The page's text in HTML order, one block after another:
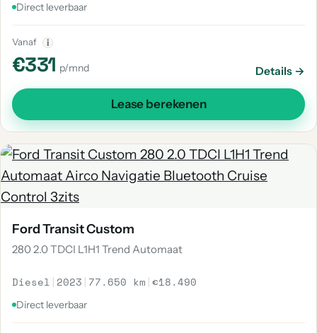
Direct leverbaar
Vanaf i
€331 p/mnd Details →
Lease berekenen
Ford Transit Custom
280 2.0 TDCI L1H1 Trend Automaat
Diesel | 2023 | 77.650 km |€18.490
Direct leverbaar